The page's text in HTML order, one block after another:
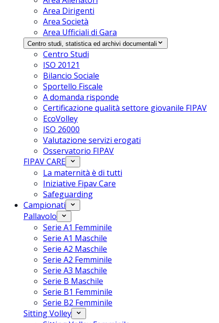
Area Dirigenti
Area Società
Area Ufficiali di Gara
Centro studi, statistica ed archivi documentali
Centro Studi
ISO 20121
Bilancio Sociale
Sportello Fiscale
A domanda risponde
Certificazione qualità settore giovanile FIPAV
EcoVolley
ISO 26000
Valutazione servizi erogati
Osservatorio FIPAV
FIPAV CARE
La maternità è di tutti
Iniziative Fipav Care
Safeguarding
Campionati
Pallavolo
Serie A1 Femminile
Serie A1 Maschile
Serie A2 Maschile
Serie A2 Femminile
Serie A3 Maschile
Serie B Maschile
Serie B1 Femminile
Serie B2 Femminile
Sitting Volley